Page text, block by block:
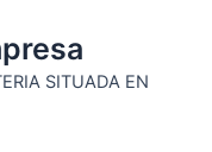
SITUADA EN